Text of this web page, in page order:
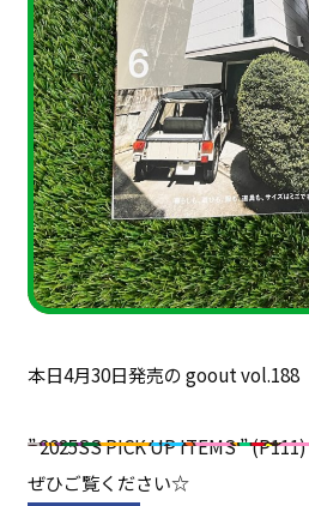
本日4月30日発売の goout vol.188
” 2025SS PICK UP ITEMS ” (P111)
⁡ぜひご覧ください☆